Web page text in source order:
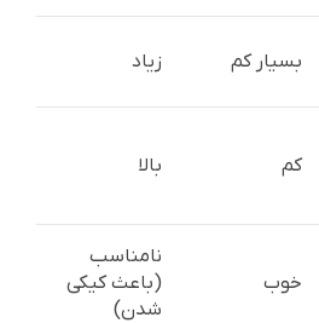
بسیار کم زیاد
کم بالا
خوب
نامناسب
(باعث کیکی
شدن)